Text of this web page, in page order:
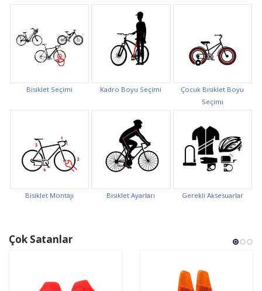
Bisiklet Seçimi Kadro Boyu Seçimi
Çocuk Bisiklet Boyu
Seçimi
Bisiklet Montajı Bisiklet Ayarları Gerekli Aksesuarlar
Çok Satanlar